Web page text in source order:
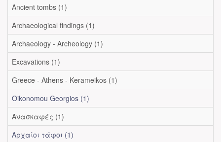
Ancient tombs (1)
Archaeological findings (1)
Archaeology - Archeology (1)
Excavations (1)
Greece - Athens - Kerameikos (1)
Oikonomou Georgios (1)
Ανασκαφές (1)
Αρχαίοι τάφοι (1)